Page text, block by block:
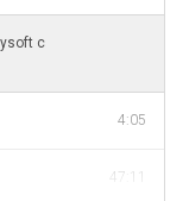
с
4:05
47:11